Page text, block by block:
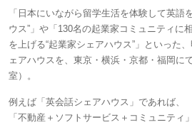
「日本にいながら留学生活を体験して英語
ウス”」や「130名の起業家コミュニティに
を上げる“起業家シェアハウス”」といった
ェアハウスを、東京・横浜・京都・福岡に
室）。
例えば「英会話シェアハウス」であれば、
「不動産＋ソフトサービス＋コミュニテ